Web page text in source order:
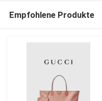
Empfohlene Produkte